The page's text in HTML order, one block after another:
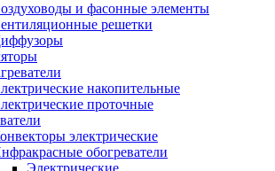
и фасонные элементы
решетки
накопительные
проточные
электрические
обогреватели
Электрические